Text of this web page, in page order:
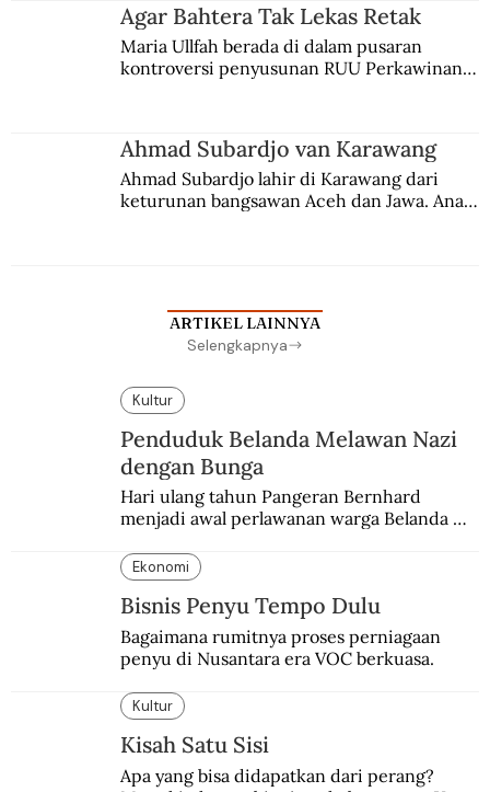
Agar Bahtera Tak Lekas Retak
Maria Ullfah berada di dalam pusaran
kontroversi penyusunan RUU Perkawinan.
Ahmad Subardjo van Karawang
Ahmad Subardjo lahir di Karawang dari
keturunan bangsawan Aceh dan Jawa. Anak
ARTIKEL LAINNYA
Selengkapnya
Kultur
Penduduk Belanda Melawan Nazi
dengan Bunga
Hari ulang tahun Pangeran Bernhard
menjadi awal perlawanan warga Belanda
anyelir favorit sang pangeran menjadi
simbol perlawanan.
Ekonomi
Bisnis Penyu Tempo Dulu
Bagaimana rumitnya proses perniagaan
penyu di Nusantara era VOC berkuasa.
Kultur
Kisah Satu Sisi
Apa yang bisa didapatkan dari perang?